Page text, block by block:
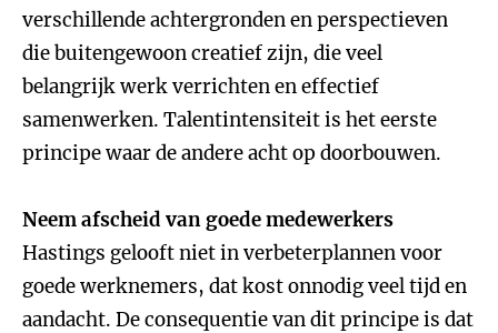
verschillende achtergronden en perspectieven
die buitengewoon creatief zijn, die veel
belangrijk werk verrichten en effectief
samenwerken. Talentintensiteit is het eerste
principe waar de andere acht op doorbouwen.
Neem afscheid van goede medewerkers
Hastings gelooft niet in verbeterplannen voor
goede werknemers, dat kost onnodig veel tijd en
aandacht. De consequentie van dit principe is dat